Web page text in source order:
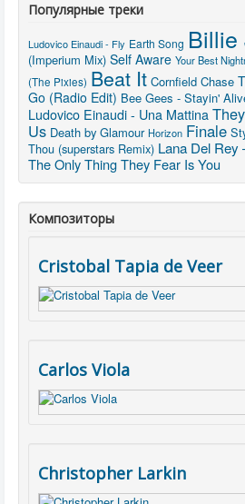
Популярные треки
Ludovico Einaudi - Fly Earth Song Billie
(Imperium Mix) Self Aware Your Best
(The Pixies) Beat It Cornfield Chase
Go (Radio Edit) Bee Gees - Stayin'
Ludovico Einaudi - Una Mattina
Us Death by Glamour Horizon Finale
Thou (superstars Remix) Lana Del Rey
The Only Thing They Fear Is You
Композиторы
Cristobal Tapia de Veer
Carlos Viola
Christopher Larkin